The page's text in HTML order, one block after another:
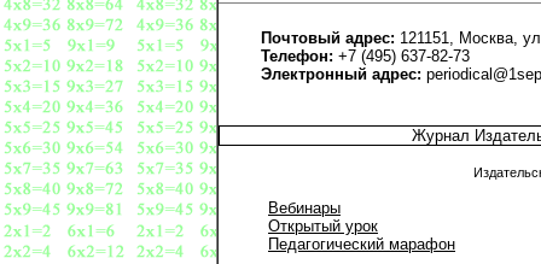
Почтовый адрес: 121151, Москва,
Телефон: +7 (495) 637-82-73
Электронный адрес:
Журнал
Вебинары
Открытый урок
Педагогический марафон